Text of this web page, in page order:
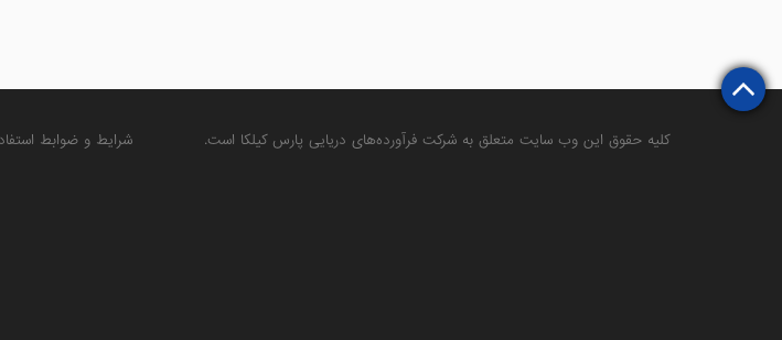
کلیه حقوق این وب سایت متعلق به شرکت فرآورده‌های دریایی پارس کیلکا است. شرایط و ضوابط